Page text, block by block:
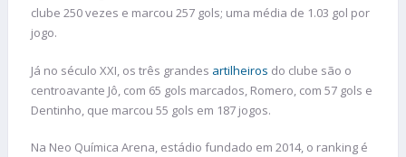
clube 250 vezes e marcou 257 gols; uma média de 1.03 gol por
jogo.
Já no século XXI, os três grandes artilheiros do clube são o
centroavante Jô, com 65 gols marcados, Romero, com 57 gols e
Dentinho, que marcou 55 gols em 187 jogos.
Na Neo Química Arena, estádio fundado em 2014, o ranking é